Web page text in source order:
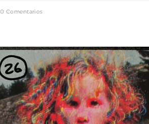
0 Comentarios